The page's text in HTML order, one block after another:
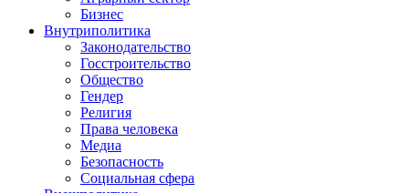
Бизнес
Внутриполитика
Законодательство
Госстроительство
Общество
Гендер
Религия
Права человека
Медиа
Безопасность
Социальная сфера